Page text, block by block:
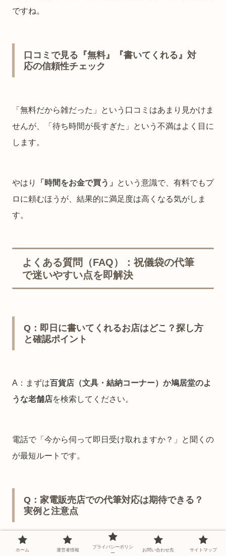
ですね。
口コミで見る『無料』『書いてくれる』対
応の信頼性チェック
「無料だから雑だった」という口コミはあまり見かけま
せんが、「待ち時間が長すぎた」という不満はよく目に
します。
やはり 「時間をお金で買う」
という意識で、有料でもプ
ロに頼むほうが、結果的に満足度は高くなる気がしま
す。
よくある質問（FAQ）：祝儀袋の代筆
で迷いやすい点を即解決
Q：即日に書いてくれるお店はどこ？探し方
と確認ポイント
A：まずは百貨店（文具・結納コーナー）か鳩居堂のよ
うな老舗店を検索してください。
電話で「今から伺って即日受け取れますか？」と聞くの
が最短ルートです。
Q：家電販売店での代筆対応は期待できる？
実例と注意点
ホーム 運営者情報
プライバシーポリシ
ー
お問い合わせ先 サイトマップ